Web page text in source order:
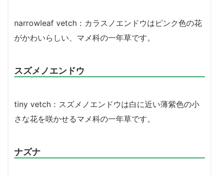
narrowleaf vetch：カラスノエンドウはピンク色の花
がかわいらしい、マメ科の一年草です。
スズメノエンドウ
tiny vetch：スズメノエンドウは白に近い薄紫色の小
さな花を咲かせるマメ科の一年草です。
ナズナ